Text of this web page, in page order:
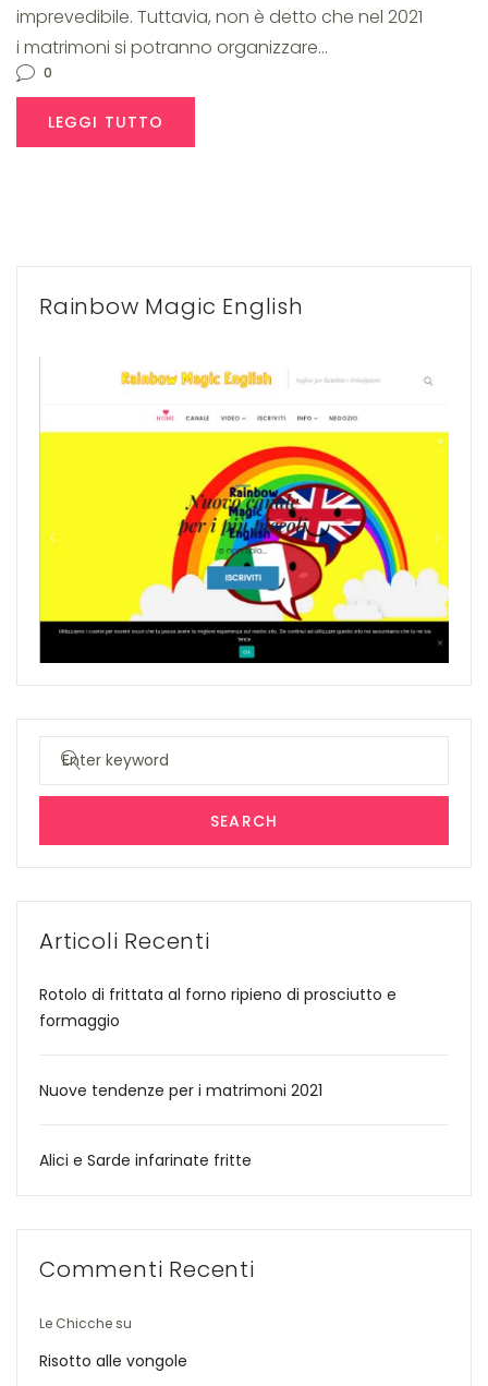
imprevedibile. Tuttavia, non è detto che nel 2021
i matrimoni si potranno organizzare…
0
LEGGI TUTTO
Rainbow Magic English
Search
SEARCH
Articoli Recenti
Rotolo di frittata al forno ripieno di prosciutto e
formaggio
Nuove tendenze per i matrimoni 2021
Alici e Sarde infarinate fritte
Commenti Recenti
Le Chicche su
Risotto alle vongole